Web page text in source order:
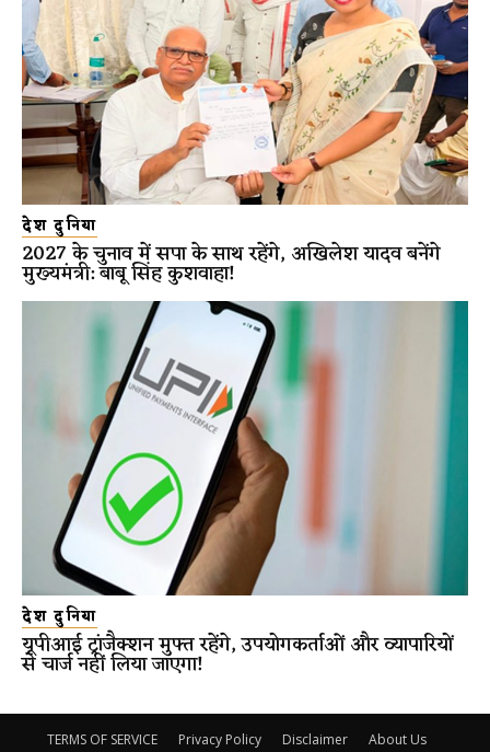
देश दुनिया
2027 के चुनाव में सपा के साथ रहेंगे, अखिलेश यादव बनेंगे
मुख्यमंत्री: बाबू सिंह कुशवाहा!
देश दुनिया
यूपीआई ट्रांजैक्शन मुफ्त रहेंगे, उपयोगकर्ताओं और व्यापारियों
से चार्ज नहीं लिया जाएगा!
TERMS OF SERVICE Privacy Policy Disclaimer About Us